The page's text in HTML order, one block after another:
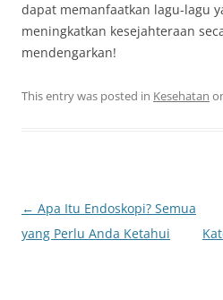
dapat memanfaatkan lagu-lagu
meningkatkan kesejahteraan
mendengarkan!
This entry was posted in Kesehatan
Post
navigation
← Apa Itu Endoskopi? Semua
yang Perlu Anda Ketahui